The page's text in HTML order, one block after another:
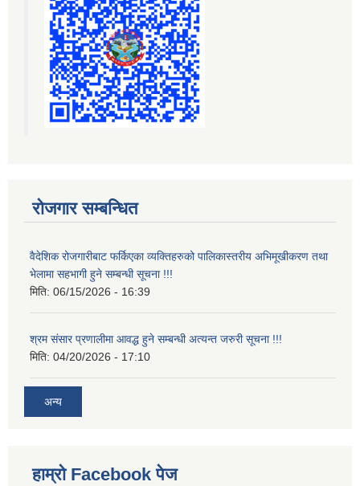
रोजगार सम्बन्धित
वैदेशिक रोजगारीबाट फर्किएका व्यक्तिहरुको पालिकास्तरीय अभिमूखीकरण तथा
भेलामा सहभागी हुने सम्बन्धी सूचना !!!
मिति: 06/15/2026 - 16:39
श्रम संसार प्रणालीमा आवद्ध हुने सम्बन्धी अत्यन्त जरुरी सूचना !!!
मिति: 04/20/2026 - 17:10
अन्य
हाम्रो Facebook पेज